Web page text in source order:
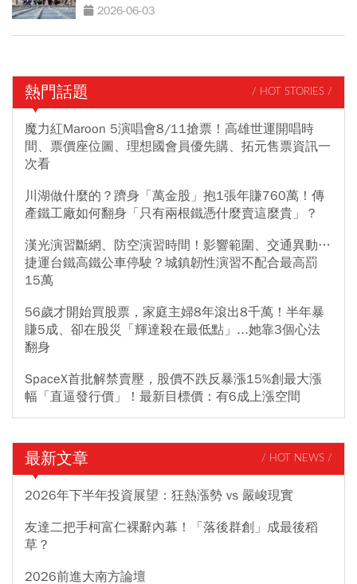
2026-06-03
熱門話題 / HOT STORIES /
魔力紅Maroon 5演唱會8/11搶票！高雄世運開唱時
間、票價座位圖、理想國會員優先購、拓元售票資訊一
次看
川湖做什麼的？躋身「萬金股」抱1張年賺760萬！傳
產鐵工廠如何翻身「只有兩根鐵憑什麼賣這麼貴」？
漢光演習斷網、防空演習時間！影響範圍、交通異動…
捷運台鐵高鐵公車停駛？城鎮韌性演習不配合最高罰
15萬
56歲才開始買股票，家庭主婦8年滾出8千萬！半年暴
賺5成、卻在股災「輝達殺在最低點」...她靠3個心法
翻身
SpaceX首批解禁賣壓，股價不跌反暴漲15%創最大漲
幅「直逼發行價」！最新目標價：有6成上漲空間
最新文章 / HOT NEWS /
2026年下半年投資展望：狂熱漲勢 vs 嚴峻現實
友達二把手柯富仁裸辭內幕！「落後群創」成最後稻
草？
2026前進大南方論壇